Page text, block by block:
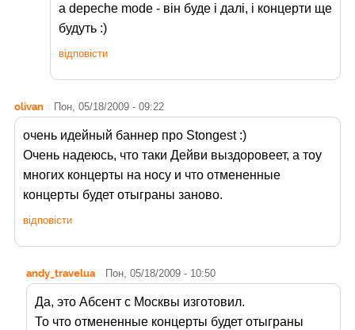
а depeche mode - він буде і далі, і концерти ще
будуть :)
відповісти
olivan Пон, 05/18/2009 - 09:22
очень идейный баннер про Stongest :)
Очень надеюсь, что таки Дейви выздоровеет, а тоу
многих концерты на носу и что отмененные
концерты будет отыграны заново.
відповісти
andy_travelua Пон, 05/18/2009 - 10:50
Да, это Абсент с Москвы изготовил.
То что отмененные концерты будет отыграны